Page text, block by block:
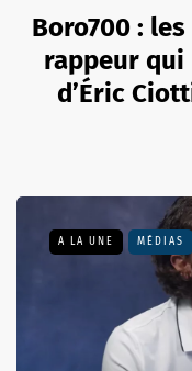
Boro700 :
rappeur
d’Éric
A LA UNE MÉDIAS